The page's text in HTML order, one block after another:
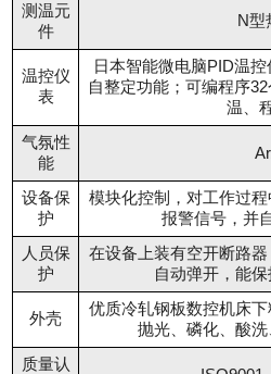
测温元
件
N型
温控仪
表
日本智能微电脑PID温
自整定功能；可编程序
温、
气氛性
能
设备保
护
模块化控制，对工作过
报警信号，并
人员保
护
在设备上装有空开断路
自动弹开，能
外壳
优质冷轧钢板数控机床下
抛光、磷化、酸
质量认